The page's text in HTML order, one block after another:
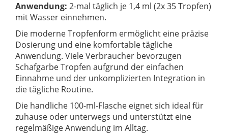
Anwendung: 2-mal täglich je 1,4 ml (2x 35 Tropfen)
mit Wasser einnehmen.
Die moderne Tropfenform ermöglicht eine präzise
Dosierung und eine komfortable tägliche
Anwendung. Viele Verbraucher bevorzugen
Schafgarbe Tropfen aufgrund der einfachen
Einnahme und der unkomplizierten Integration in
die tägliche Routine.
Die handliche 100-ml-Flasche eignet sich ideal für
zuhause oder unterwegs und unterstützt eine
regelmäßige Anwendung im Alltag.